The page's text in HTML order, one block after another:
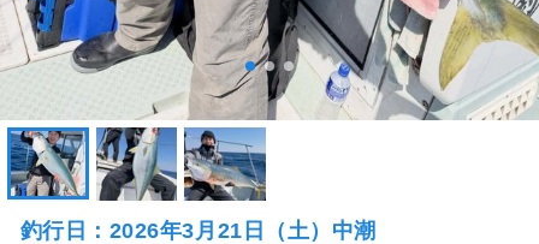
釣行日：2026年3月21日（土）中潮